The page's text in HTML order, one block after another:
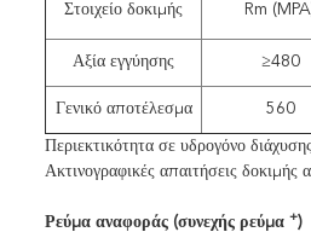
Στοιχείο δοκιμής Rm
Αξία εγγύησης ≥480
Γενικό αποτέλεσμα 560
Περιεκτικότητα σε υδρογόνο
Ακτινογραφικές απαιτήσεις δοκιμής
Ρεύμα αναφοράς (συνεχής ρεύμα +)